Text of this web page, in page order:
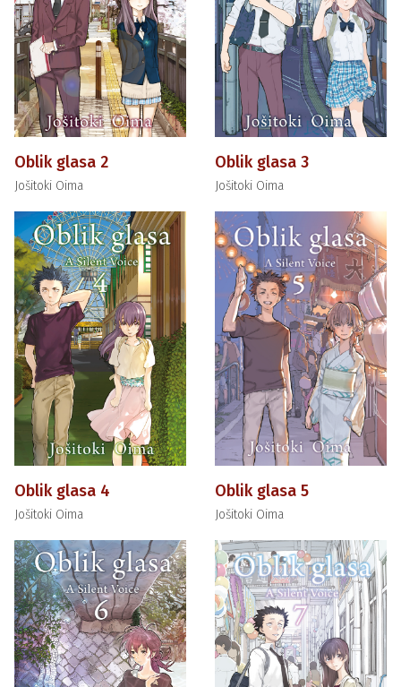
Oblik glasa 2
Jošitoki Oima
Oblik glasa 3
Jošitoki Oima
Oblik glasa 4
Jošitoki Oima
Oblik glasa 5
Jošitoki Oima